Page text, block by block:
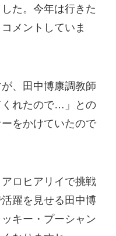
た。今年は行きた
メントしていま
、田中博康調教師
くれたので…」との
をかけていたので
ロヒアリイで挑戦
躍を見せる田中博
キー・プーシャン